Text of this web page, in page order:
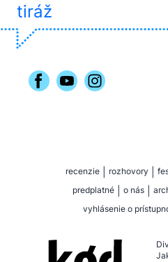
tiráž
recenzie rozhovory
predplatné
o nás
vyhlásenie o